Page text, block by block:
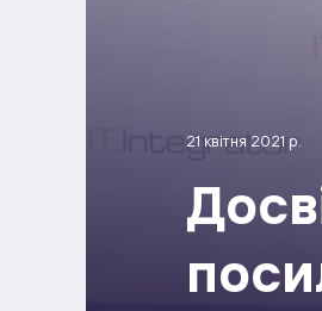
21 квітня 2021 р.